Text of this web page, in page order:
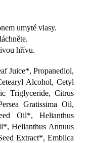
umyté vlasy.
hřívu.
Juice*, Propanediol,
Alcohol, Cetyl
Triglyceride, Citrus
Gratissima Oil,
Oil*, Helianthus
Helianthus Annuus
Extract*, Emblica